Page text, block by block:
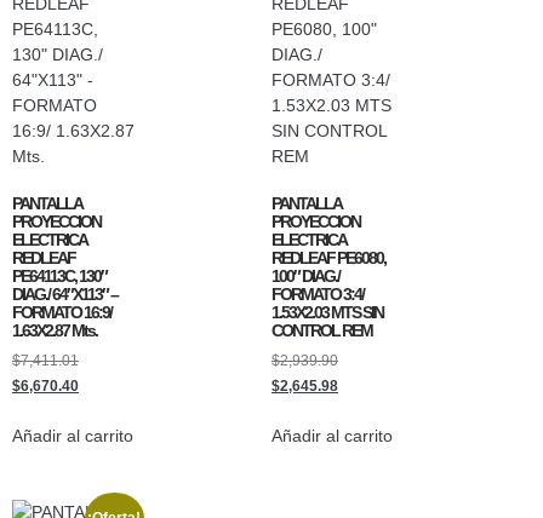
PANTALLA
PROYECCION
ELECTRICA
REDLEAF
PE64113C, 130″
DIAG./ 64″X113″ –
FORMATO 16:9/
1.63X2.87 Mts.
$7,411.01
$6,670.40
Añadir al carrito
PANTALLA
PROYECCION
ELECTRICA
REDLEAF PE6080,
100″ DIAG./
FORMATO 3:4/
1.53X2.03 MTS SIN
CONTROL REM
$2,939.90
$2,645.98
Añadir al carrito